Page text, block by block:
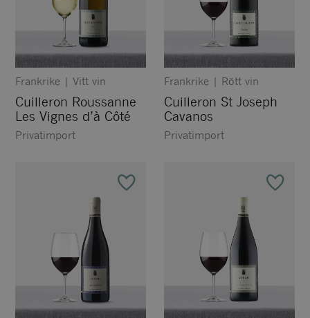
Frankrike |Vitt vin
Cuilleron Roussanne
Les Vignes d’à Côté
Privatimport
Frankrike | Rött vin
Cuilleron St Joseph
Cavanos
Privatimport